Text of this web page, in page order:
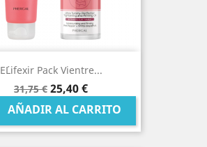
E´lifexir Pack Vientre...
Precio
base
31,75 € Precio
25,40 €
AÑADIR AL CARRITO